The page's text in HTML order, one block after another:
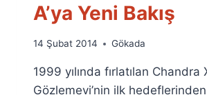
A’ya Yeni Bakış
By
Fuat
Özyar
14 Şubat 2014 Gökada
1999 yılında fırlatılan Chandra
Gözlemevi’nin ilk